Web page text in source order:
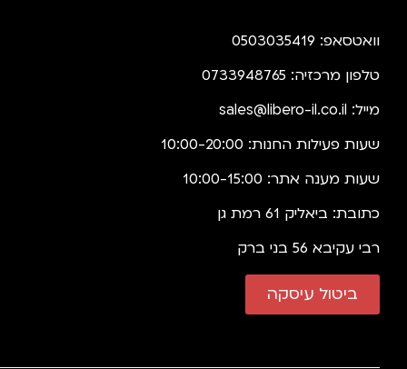
וואטסאפ: 0503035419
טלפון מרכזיה: 0733948765
מייל: sales@libero-il.co.il
שעות פעילות החנות: 10:00-20:00
שעות מענה אתר: 10:00-15:00
כתובת: ביאליק 61 רמת גן
רבי עקיבא 56 בני ברק
ביטול עיסקה